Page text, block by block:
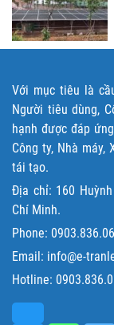
Với mục tiêu là
Người tiêu dùng,
hạnh được đáp
Công ty, Nhà
tái tạo.
Địa chỉ: 160 Huỳnh
Chí Minh.
Phone:
Email: info@e-
Hotline: